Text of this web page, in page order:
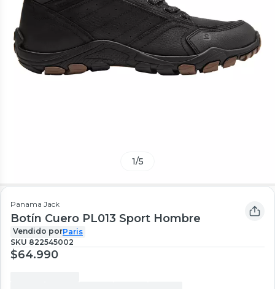
1/5
Panama Jack
Botín Cuero PL013 Sport Hombre
Vendido porParis
SKU 822545002
$64.990